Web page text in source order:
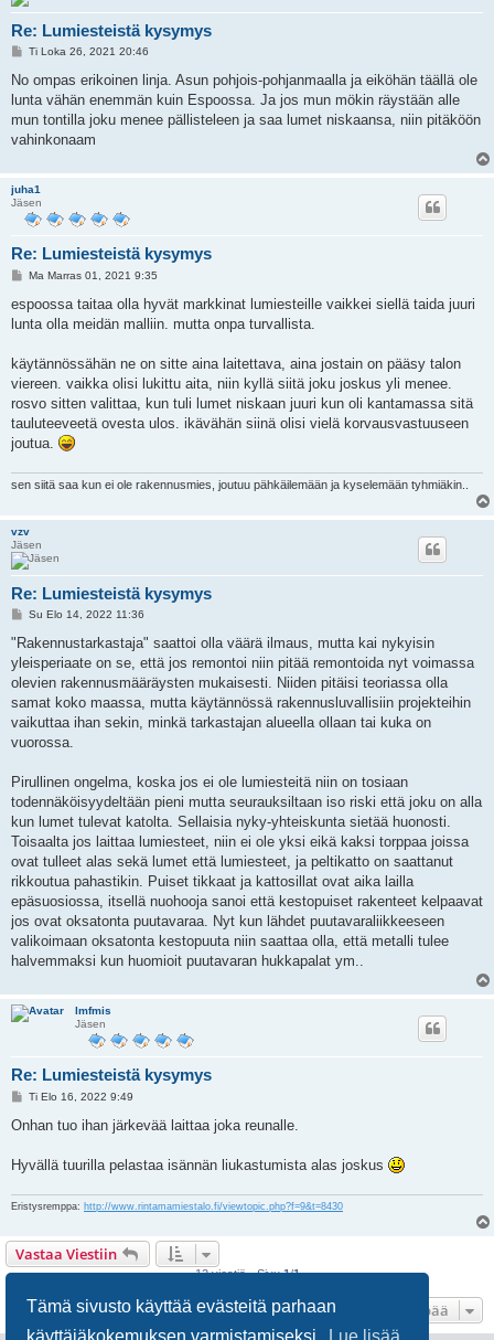
Tämä sivusto käyttää evästeitä parhaan
Re: Lumiesteistä kysymys
V
e
t
i
Ti Loka 26, 2021 20:46
No ompas erikoinen linja. Asun pohjois-pohjanmaalla ja eiköhän täällä ole
lunta vähän enemmän kuin Espoossa. Ja jos mun mökin räystään alle
mun tontilla joku menee pällisteleen ja saa lumet niskaansa, niin pitäköön
vahinkonaam
juha1
Jäsen
Re: Lumiesteistä kysymys
V
e
s
t
Ma Marras 01, 2021 9:35
espoossa taitaa olla hyvät markkinat lumiesteille vaikkei siellä taida juuri
lunta olla meidän malliin. mutta onpa turvallista.
käytännössähän ne on sitte aina laitettava, aina jostain on pääsy talon
viereen. vaikka olisi lukittu aita, niin kyllä siitä joku joskus yli menee.
rosvo sitten valittaa, kun tuli lumet niskaan juuri kun oli kantamassa sitä
tauluteeveetä ovesta ulos. ikävähän siinä olisi vielä korvausvastuuseen
joutua.
sen siitä saa kun ei ole rakennusmies, joutuu pähkäilemään ja kyselemään tyhmiäkin..
vzv
Jäsen
Re: Lumiesteistä kysymys
V
e
t
i
Su Elo 14, 2022 11:36
"Rakennustarkastaja" saattoi olla väärä ilmaus, mutta kai nykyisin
yleisperiaate on se, että jos remontoi niin pitää remontoida nyt voimassa
olevien rakennusmääräysten mukaisesti. Niiden pitäisi teoriassa olla
samat koko maassa, mutta käytännössä rakennusluvallisiin projekteihin
vaikuttaa ihan sekin, minkä tarkastajan alueella ollaan tai kuka on
vuorossa.
Pirullinen ongelma, koska jos ei ole lumiesteitä niin on tosiaan
todennäköisyydeltään pieni mutta seurauksiltaan iso riski että joku on alla
kun lumet tulevat katolta. Sellaisia nyky-yhteiskunta sietää huonosti.
Toisaalta jos laittaa lumiesteet, niin ei ole yksi eikä kaksi torppaa joissa
ovat tulleet alas sekä lumet että lumiesteet, ja peltikatto on saattanut
rikkoutua pahastikin. Puiset tikkaat ja kattosillat ovat aika lailla
epäsuosiossa, itsellä nuohooja sanoi että kestopuiset rakenteet kelpaavat
jos ovat oksatonta puutavaraa. Nyt kun lähdet puutavaraliikkeeseen
valikoimaan oksatonta kestopuuta niin saattaa olla, että metalli tulee
halvemmaksi kun huomioit puutavaran hukkapalat ym..
lmfmis
Jäsen
Re: Lumiesteistä kysymys
V
e
i
Ti Elo 16, 2022 9:49
Onhan tuo ihan järkevää laittaa joka reunalle.
Hyvällä tuurilla pelastaa isännän liukastumista alas joskus
Eristysremppa: http://www.rintamamiestalo.fi/viewtopic.php?f=9&t=8430
Vastaa Viestiin
12 viestiä • Sivu1/1
Hyppää